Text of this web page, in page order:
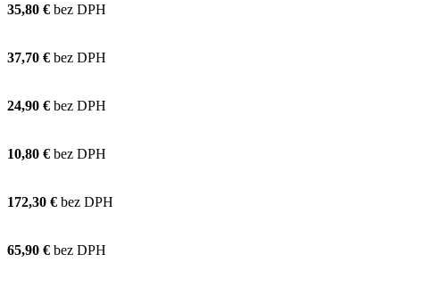
35,80 € bez DPH
37,70 € bez DPH
24,90 € bez DPH
10,80 € bez DPH
172,30 € bez DPH
65,90 € bez DPH